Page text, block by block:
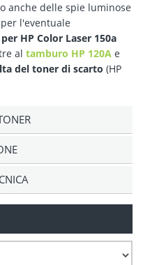
anche delle spie luminose
l'eventuale
HP Color Laser 150a
al tamburo HP 120A e
del toner di scarto (HP